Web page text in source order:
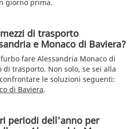
giorno prima.
di trasporto
e Monaco di Baviera?
fare Alessandria Monaco di
trasporto. Non solo, se sei alla
le soluzioni seguenti:
di Baviera.
periodi dell'anno per